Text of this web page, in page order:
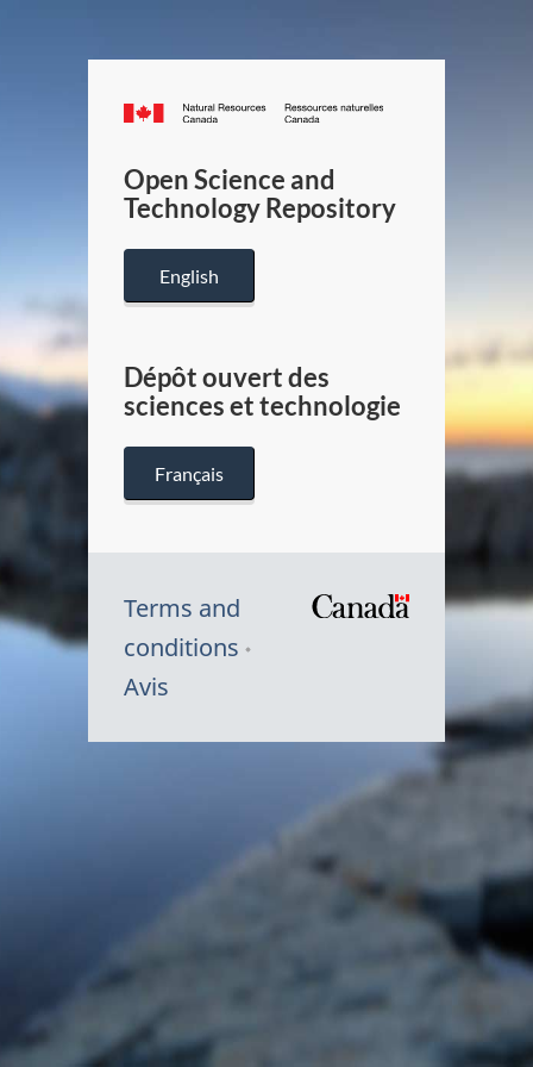
Canada.ca
/
Canada
Open Science and
Technology Repository
English
Dépôt ouvert des
sciences et technologie
Français
Terms and
conditions
Avis
du